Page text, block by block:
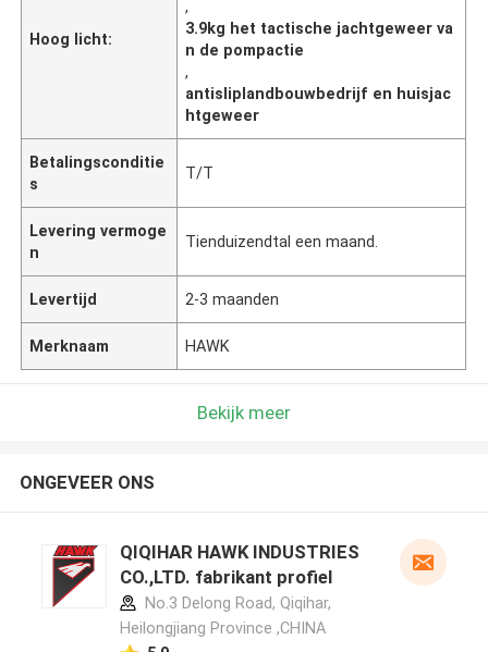
Hoog licht:
,
3.9kg het tactische jachtgeweer va
n de pompactie
,
antisliplandbouwbedrijf en huisjac
htgeweer
Betalingsconditie
s
T/T
Levering vermoge
n
Tienduizendtal een maand.
Levertijd 2-3 maanden
Merknaam HAWK
Bekijk meer
ONGEVEER ONS
QIQIHAR HAWK INDUSTRIES
CO.,LTD. fabrikant profiel
No.3 Delong Road, Qiqihar,
Heilongjiang Province ,CHINA